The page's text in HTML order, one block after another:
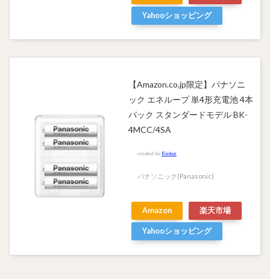
Yahooショッピング
【Amazon.co.jp限定】パナソニ
ック エネループ 単4形充電池 4本
パック スタンダードモデル BK-
4MCC/4SA
created by Rinker
パナソニック(Panasonic)
Amazon 楽天市場
Yahooショッピング